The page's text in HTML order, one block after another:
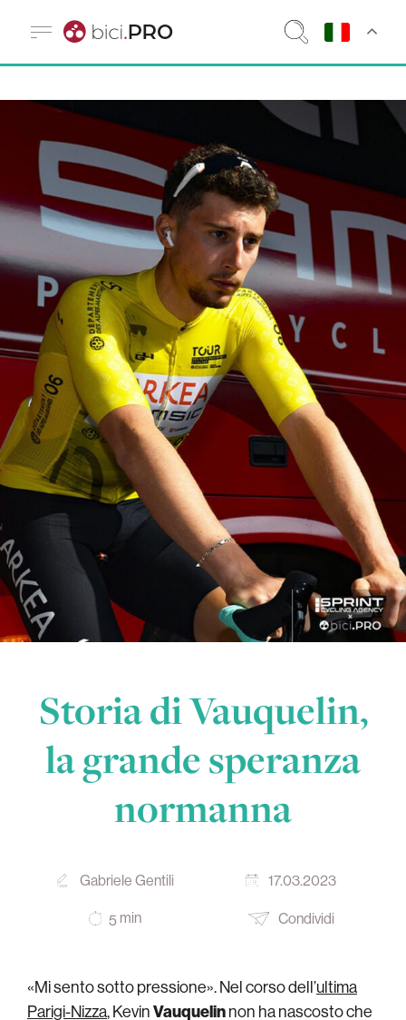
Storia di Vauquelin,
la grande speranza
normanna
Gabriele Gentili 17.03.2023
5 min Condividi
«Mi sento sotto pressione». Nel corso dell’ultima
Parigi-Nizza, KevinVauquelinnon ha nascosto che